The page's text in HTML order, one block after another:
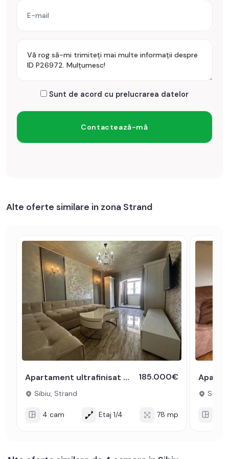
Sunt de acord cu prelucrarea datelor
Alte oferte similare in zona Strand
Apartament ultrafinisat de vanzare 4 camere etaj 1 zona Strand Sibiu 185.000€
Sibiu, Strand
4 cam Etaj 1/4 78 mp
Sibiu,